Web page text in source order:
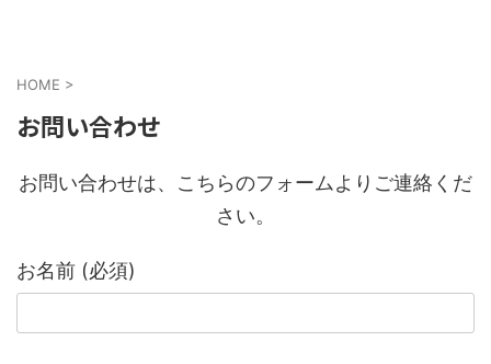
HOME >
お問い合わせ
お問い合わせは、こちらのフォームよりご連絡くだ
さい。
お名前 (必須)